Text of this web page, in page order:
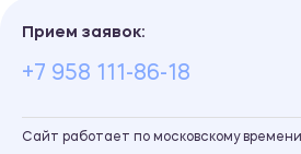
Прием заявок:
+7 958 111-86-18
Сайт работает по московскому времени